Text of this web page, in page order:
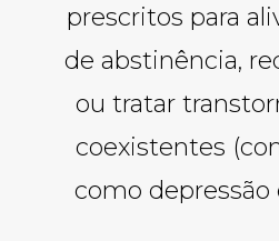
prescritos para
de abstinência,
ou tratar
coexistentes
como depressão